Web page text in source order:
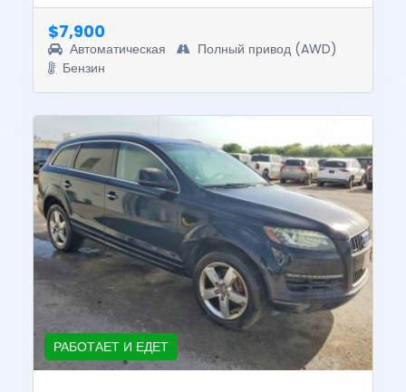
vehicle was $19337. ...
$7,900
Автоматическая
Полный привод (AWD)
Бензин
РАБОТАЕТ И ЕДЕТ